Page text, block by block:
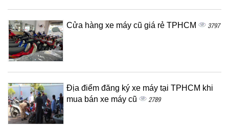
Cửa hàng xe máy cũ giá rẻ TPHCM 3797
Địa điểm đăng ký xe máy tại TPHCM khi
mua bán xe máy cũ
2789